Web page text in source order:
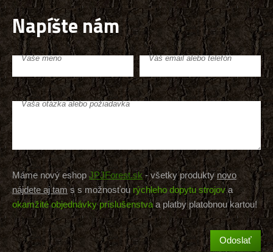
Napíšte nám
Vaše meno Váš email alebo telefón
Vaša otázka alebo požiadavka
Máme nový eshop JPJForest.sk - všetky produktynovo
nájdete aj tams s možnosťou rýchleho dopytu strojova
okamžité objednávky príslušenstvaa platby platobnou kartou!